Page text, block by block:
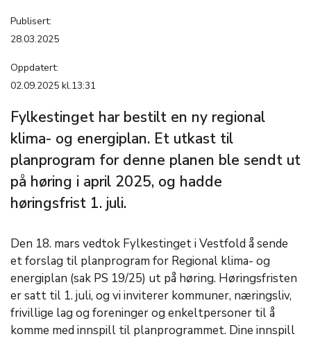
Publisert:
28.03.2025
Oppdatert:
02.09.2025 kl.13:31
Fylkestinget har bestilt en ny regional
klima- og energiplan. Et utkast til
planprogram for denne planen ble sendt ut
på høring i april 2025, og hadde
høringsfrist 1. juli.
Den 18. mars vedtok Fylkestinget i Vestfold å sende
et forslag til planprogram for Regional klima- og
energiplan (sak PS 19/25) ut på høring. Høringsfristen
er satt til 1. juli, og vi inviterer kommuner, næringsliv,
frivillige lag og foreninger og enkeltpersoner til å
komme med innspill til planprogrammet. Dine innspill